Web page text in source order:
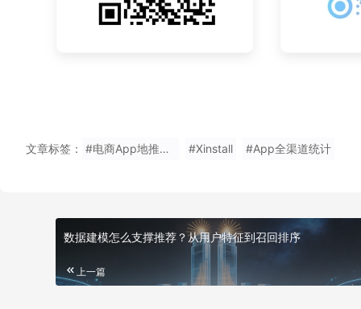
文章标签： #电商App地推来源分析 #Xinstall #App全渠道统计
数据建模怎么支撑推荐？从用户特征到召回排序
上一篇